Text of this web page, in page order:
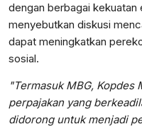
dengan berbagai kekuatan
menyebutkan diskusi
dapat meningkatkan
sosial.
"Termasuk MBG, Kopdes
perpajakan yang
didorong untuk menjadi